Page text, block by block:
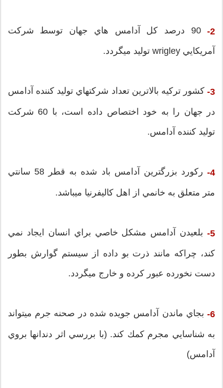
2- 90 درصد كل آدامس هاي جهان توسط شركت
آمريكايي wrigley توليد ميگردد.
3- كشور تركيه بالاترين تعداد شركتهاي توليد كننده آدامس
در جهان را به خود اختصاص داده است، با 60 شركت
توليد كننده آدامس.
4- ركورد بزرگترين آدامس باد شده به قطر 58 سانتي
متر متعلق به خانمي از اهل كاليفرنيا ميباشد.
5- بلعيدن آدامس مشكل خاصي براي انسان ايجاد نمي
كند، چراكه مانند ذرت بو داده از سيستم گوارش بطور
دست نخورده عبور كرده و خارج ميگردد.
6- بجاي ماندن آدامس جويده شده در صحنه جرم ميتواند
به شناسايي مجرم كمك كند. (با بررسي اثر دندانها بروي
آدامس)